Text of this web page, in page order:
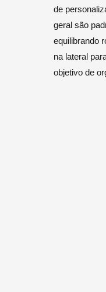
de
geral são
equilibrando
na lateral
objetivo de